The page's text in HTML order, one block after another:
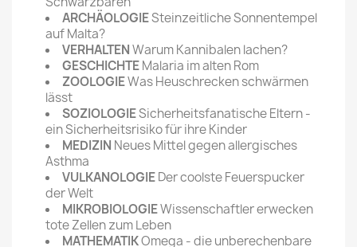
ARCHÄOLOGIESteinzeitliche Sonnentempel
auf Malta?
VERHALTENWarum Kannibalen lachen?
GESCHICHTEMalaria im alten Rom
ZOOLOGIEWas Heuschrecken schwärmen
lässt
SOZIOLOGIESicherheitsfanatische Eltern -
ein Sicherheits­risiko für ihre Kinder
MEDIZIN Neues Mittel gegen allergisches
Asthma
VULKANOLOGIEDer coolste Feuerspucker
der Welt
MIKROBIOLOGIEWissenschaftler erwecken
tote Zellen zum Leben
MATHEMATIKOmega - die unberechenbare